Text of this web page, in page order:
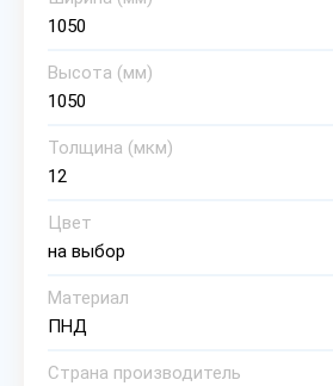
1050
Высота (мм)
1050
Толщина (мкм)
12
Цвет
на выбор
Материал
ПНД
Страна производитель